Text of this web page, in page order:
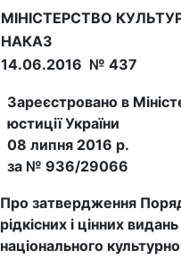
МІНІСТЕРСТВО
НАКАЗ
14.06.2016 № 437
Зареєстровано в
юстиції України
08 липня 2016 р.
за № 936/29066
Про затвердження
рідкісних і цінних
національного